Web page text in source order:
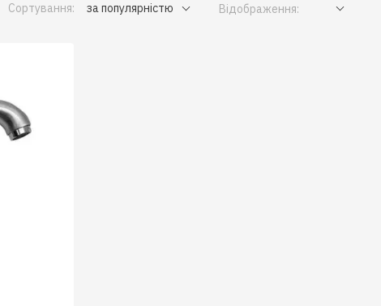
Сортування: за популярністю Відображення: